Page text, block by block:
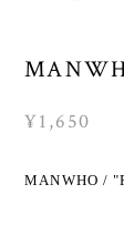
¥1,650
MANWHO /